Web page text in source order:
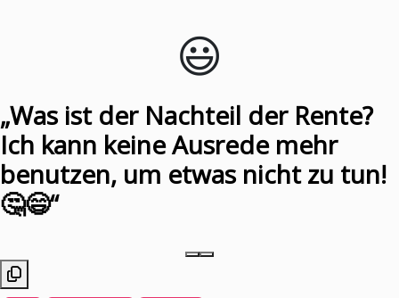
😃️
„Was ist der Nachteil der Rente?
Ich kann keine Ausrede mehr
benutzen, um etwas nicht zu tun!
🤔😄“